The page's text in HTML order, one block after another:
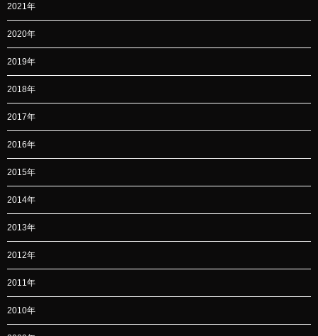
2021年
2020年
2019年
2018年
2017年
2016年
2015年
2014年
2013年
2012年
2011年
2010年